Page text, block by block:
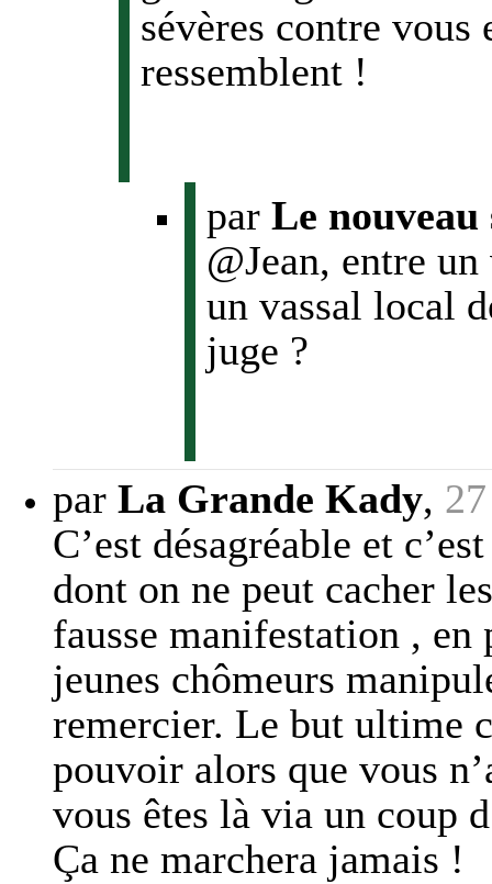
sévères contre
ressemblent !
par Le nouveau
@Jean, entre
un vassal local
juge ?
par La Grande Kady,
C’est désagréable et
dont on ne peut cacher
fausse manifestation , en
jeunes chômeurs
remercier. Le but ultime
pouvoir alors que vous
vous êtes là via un coup
Ça ne marchera jamais !